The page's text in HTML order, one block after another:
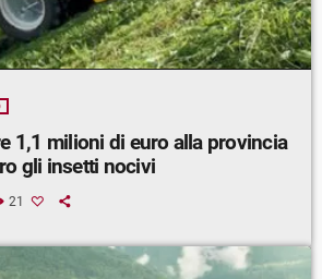
1,1 milioni di euro alla provincia
gli insetti nocivi
21